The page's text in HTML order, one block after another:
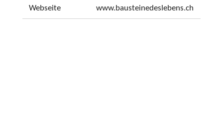
Webseite www.bausteinedeslebens.ch